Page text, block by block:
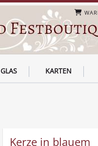
GLAS KARTEN
Kerze in blauem